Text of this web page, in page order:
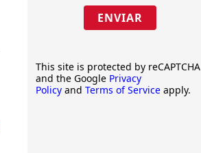
ENVIAR
This site is protected by reCAPTCHA
and the Google Privacy
Policy and Terms of Service apply.